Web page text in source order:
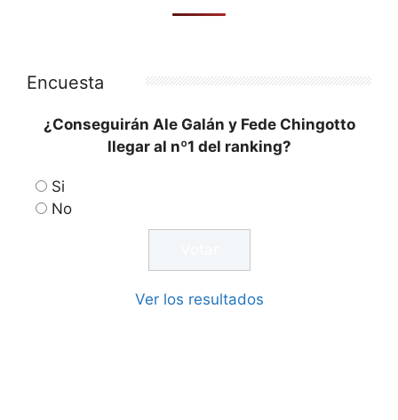
Encuesta
¿Conseguirán Ale Galán y Fede Chingotto
llegar al nº1 del ranking?
Si
No
Ver los resultados